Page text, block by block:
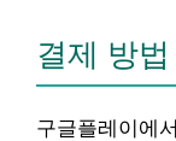
결제 방
구글플레이에